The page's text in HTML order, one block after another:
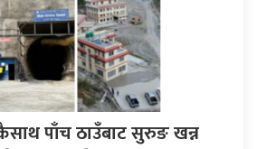
पाँच ठाउँबाट सुरुङ खन्न